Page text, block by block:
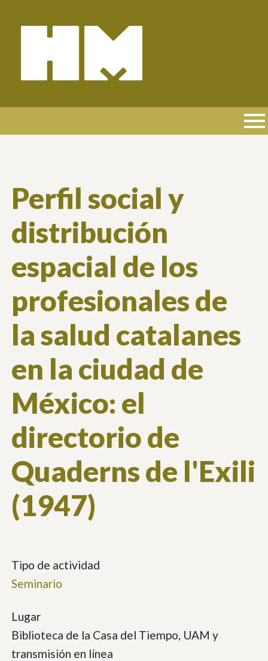
NAVEGACIÓN
Perfil social y
distribución
espacial de los
profesionales de
la salud catalanes
en la ciudad de
México: el
directorio de
Quaderns de l'Exili
(1947)
Tipo de actividad
Seminario
Lugar
Biblioteca de la Casa del Tiempo, UAM y
transmisión en línea